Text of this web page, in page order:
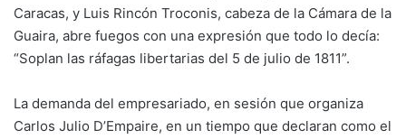
Caracas, y Luis Rincón Troconis, cabeza de la Cámara de la
Guaira, abre fuegos con una expresión que todo lo decía:
“Soplan las ráfagas libertarias del 5 de julio de 1811”.
La demanda del empresariado, en sesión que organiza
Carlos Julio D’Empaire, en un tiempo que declaran como el